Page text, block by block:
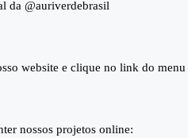
da @auriverdebrasil
website e clique no link do
nossos projetos online: